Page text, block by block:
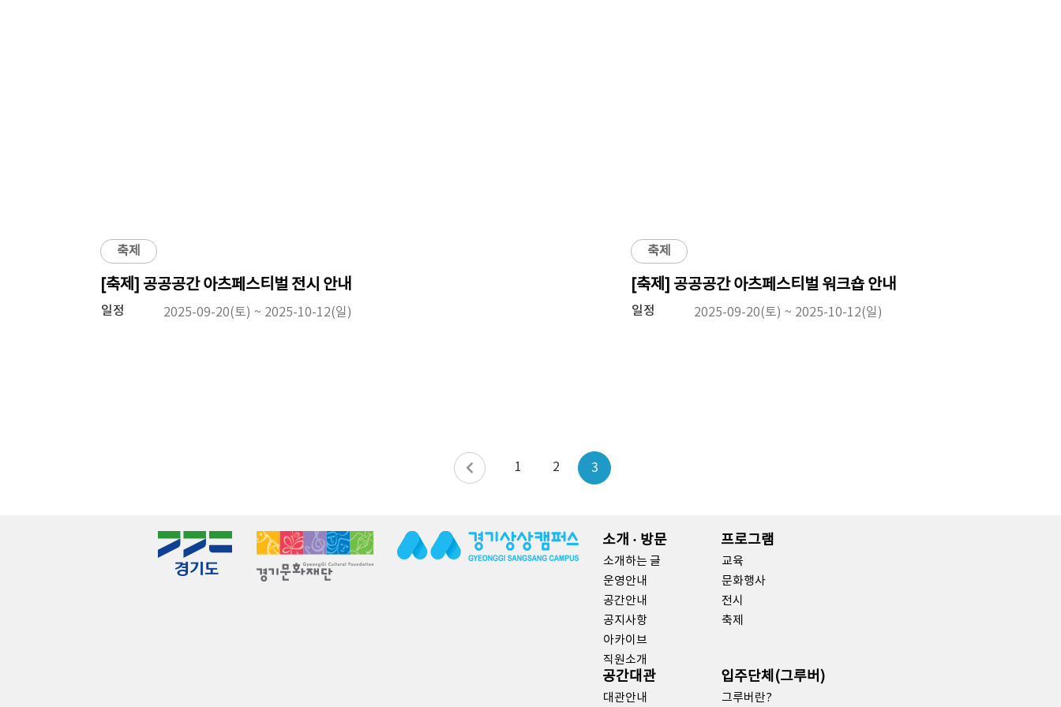
축제
[축제] 공공공간 아츠페스티벌 전시 안내
일정 2025-09-20(토) ~ 2025-10-12(일)
축제
[축제] 공공공간 아츠페스티벌 워크숍 안내
일정 2025-09-20(토) ~ 2025-10-12(일)
1 2 3
소개 · 방문
소개하는 글
운영안내
공간안내
공지사항
아카이브
직원소개
프로그램
교육
문화행사
전시
축제
공간대관
대관안내
입주단체(그루버)
그루버란?